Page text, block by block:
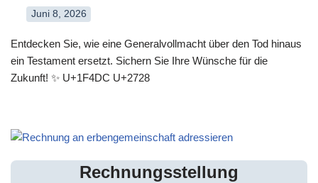
Juni 8, 2026
Entdecken Sie, wie eine Generalvollmacht über den Tod hinaus
ein Testament ersetzt. Sichern Sie Ihre Wünsche für die
Zukunft! ✨ U+1F4DC U+2728
Rechnungsstellung